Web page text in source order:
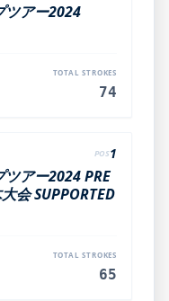
ツアー2024
TOTAL STROKES
74
POS1
アー2024 PRE
会 SUPPORTED
TOTAL STROKES
65